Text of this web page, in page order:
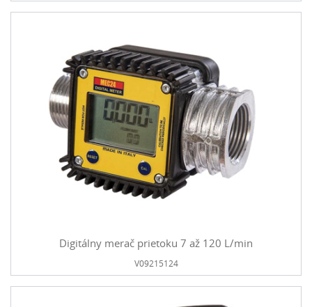
Digitálny merač prietoku 7 až 120 L/min
V09215124